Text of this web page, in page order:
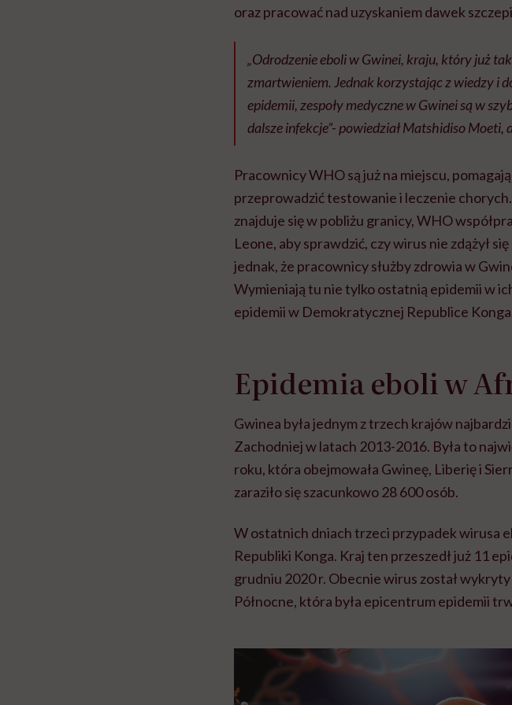
oraz pracować nad uzyskaniem dawek
„Odrodzenie eboli w Gwinei, kraju, który już
zmartwieniem. Jednak korzystając z wiedzy i
epidemii, zespoły medyczne w Gwinei są w
dalsze infekcje”- powiedział Matshidiso
Pracownicy WHOsą już na miejscu,
przeprowadzić testowanie i leczenie
znajduje się w pobliżu granicy, WHO
Leone, aby sprawdzić, czy wirus nie zdążył
jednak, że pracownicy służby zdrowia w
Wymieniają tu nie tylko ostatnią epidemii w
epidemii w Demokratycznej Republice
Epidemia eboli w
Gwinea była jednym z trzech krajów
Zachodniej w latach 2013-2016. Była to
roku, która obejmowała Gwineę, Liberię i
zaraziło się szacunkowo 28 600 osób.
W ostatnich dniach trzeci przypadek wirusa
Republiki Konga. Kraj ten przeszedł już 11
grudniu 2020 r. Obecnie wirus został wykryty
Północne, która była epicentrum epidemii